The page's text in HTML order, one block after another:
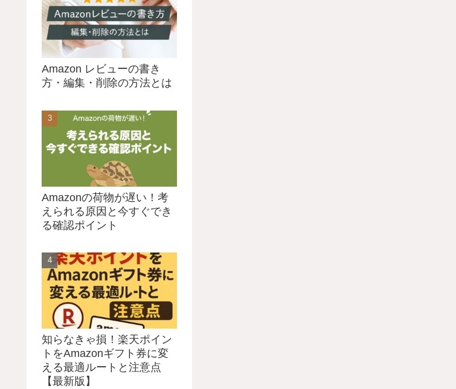
Amazon レビューの書き
方・編集・削除の方法とは
Amazonの荷物が遅い！考
えられる原因と今すぐでき
る確認ポイント
知らなきゃ損！楽天ポイン
トをAmazonギフト券に変
える最適ルートと注意点
【最新版】